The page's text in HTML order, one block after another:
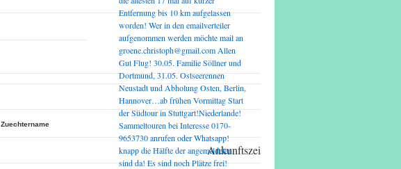
Zuechtername
Ankunftszeit
Entfernung bis 10 km aufgelassen
worden! Wer in den emailverteiler
aufgenommen werden möchte mail an
groene.christoph@gmail.com Allen
Gut Flug! 30.05. Familie Söllner und
Dortmund, 31.05. Ostseerennen
Neustadt und Abholung Osten, Berlin,
Hannover…ab frühen Vormittag Start
der Südtour in Stuttgart!Niederlande!
Sammeltouren bei Interesse 0170-
9653730 anrufen oder Whatsapp!
knapp die Hälfte der angemeldeten
sind da! Es sind noch Plätze frei!